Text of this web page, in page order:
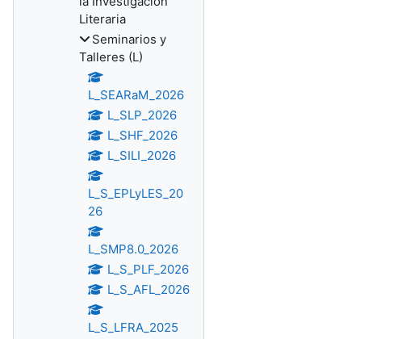
Literaria
Seminarios y
Talleres (L)
L_SEARaM_2026
L_SLP_2026
L_SHF_2026
L_SILI_2026
L_S_EPLyLES_20
26
L_SMP8.0_2026
L_S_PLF_2026
L_S_AFL_2026
L_S_LFRA_2025